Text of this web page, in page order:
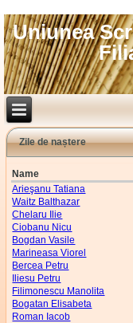
Uniunea
Zile de naștere
Name
Arieşanu Tatiana
Waitz Balthazar
Chelaru Ilie
Ciobanu Nicu
Bogdan Vasile
Marineasa Viorel
Bercea Petru
Iliesu Petru
Filimonescu Manolita
Bogatan Elisabeta
Roman Iacob